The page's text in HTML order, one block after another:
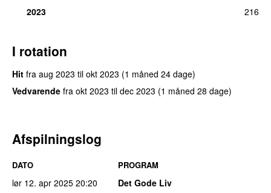
2023
216
I rotation
Hit fra aug 2023 til okt 2023 (1 måned 24 dage)
Vedvarende fra okt 2023 til dec 2023 (1 måned 28 dage)
Afspilningslog
DATO PROGRAM
lør 12. apr 2025 20:20
Det Gode Liv